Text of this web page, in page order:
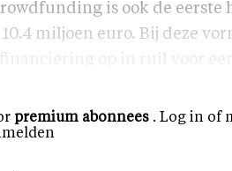
is ook de eerste
miljoen euro. Bij deze
financiering op in ruil voor
premium abonnees . Log in of